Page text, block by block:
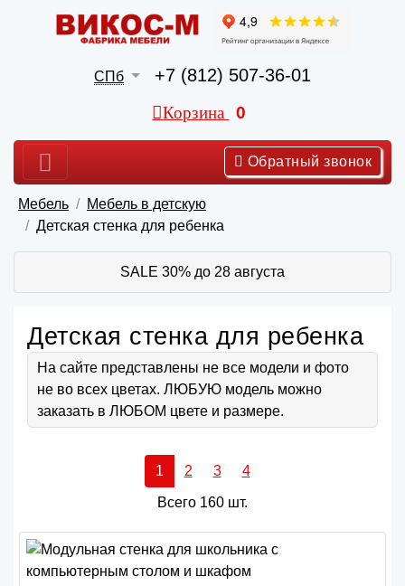
СПб +7 (812) 507-36-01
Корзина 0
Обратный звонок
Мебель
Мебель в детскую
Детская стенка для ребенка
SALE 30% до 28 августа
Детская стенка для ребенка
На сайте представлены не все модели и фото
не во всех цветах. ЛЮБУЮ модель можно
заказать в ЛЮБОМ цвете и размере.
1 2 3 4
Всего 160 шт.